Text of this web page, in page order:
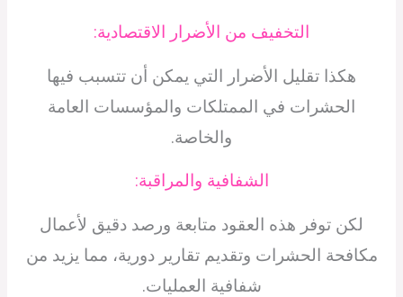
التخفيف من الأضرار الاقتصادية:
هكذا تقليل الأضرار التي يمكن أن تتسبب فيها
الحشرات في الممتلكات والمؤسسات العامة
والخاصة.
الشفافية والمراقبة:
لكن توفر هذه العقود متابعة ورصد دقيق لأعمال
مكافحة الحشرات وتقديم تقارير دورية، مما يزيد من
شفافية العمليات.